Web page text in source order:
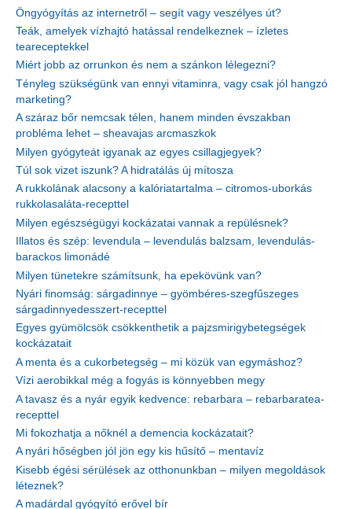
Öngyógyítás az internetről – segít vagy veszélyes út?
Teák, amelyek vízhajtó hatással rendelkeznek – ízletes
teareceptekkel
Miért jobb az orrunkon és nem a szánkon lélegezni?
Tényleg szükségünk van ennyi vitaminra, vagy csak jól hangzó
marketing?
A száraz bőr nemcsak télen, hanem minden évszakban
probléma lehet – sheavajas arcmaszkok
Milyen gyógyteát igyanak az egyes csillagjegyek?
Túl sok vizet iszunk? A hidratálás új mítosza
A rukkolának alacsony a kalóriatartalma – citromos-uborkás
rukkolasaláta-recepttel
Milyen egészségügyi kockázatai vannak a repülésnek?
Illatos és szép: levendula – levendulás balzsam, levendulás-
barackos limonádé
Milyen tünetekre számítsunk, ha epekövünk van?
Nyári finomság: sárgadinnye – gyömbéres-szegfűszeges
sárgadinnyedesszert-recepttel
Egyes gyümölcsök csökkenthetik a pajzsmirigybetegségek
kockázatait
A menta és a cukorbetegség – mi közük van egymáshoz?
Vízi aerobikkal még a fogyás is könnyebben megy
A tavasz és a nyár egyik kedvence: rebarbara – rebarbaratea-
recepttel
Mi fokozhatja a nőknél a demencia kockázatait?
A nyári hőségben jól jön egy kis hűsítő – mentavíz
Kisebb égési sérülések az otthonunkban – milyen megoldások
léteznek?
A madárdal gyógyító erővel bír